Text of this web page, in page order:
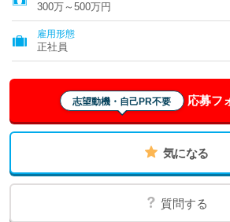
300万～500万円
雇用形態
正社員
志望動機・自己PR不要 応募フ
気になる
質問する